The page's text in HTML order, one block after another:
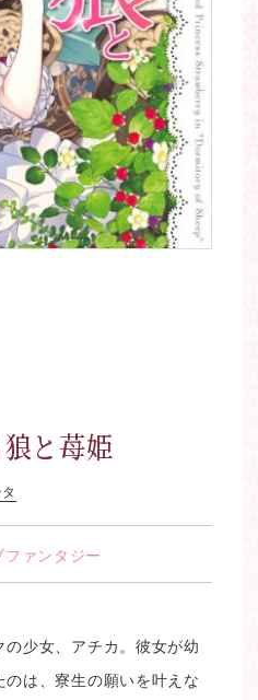
と苺姫
ファンタジー
少女、アチカ。彼女が幼
は、寮生の願いを叶えな